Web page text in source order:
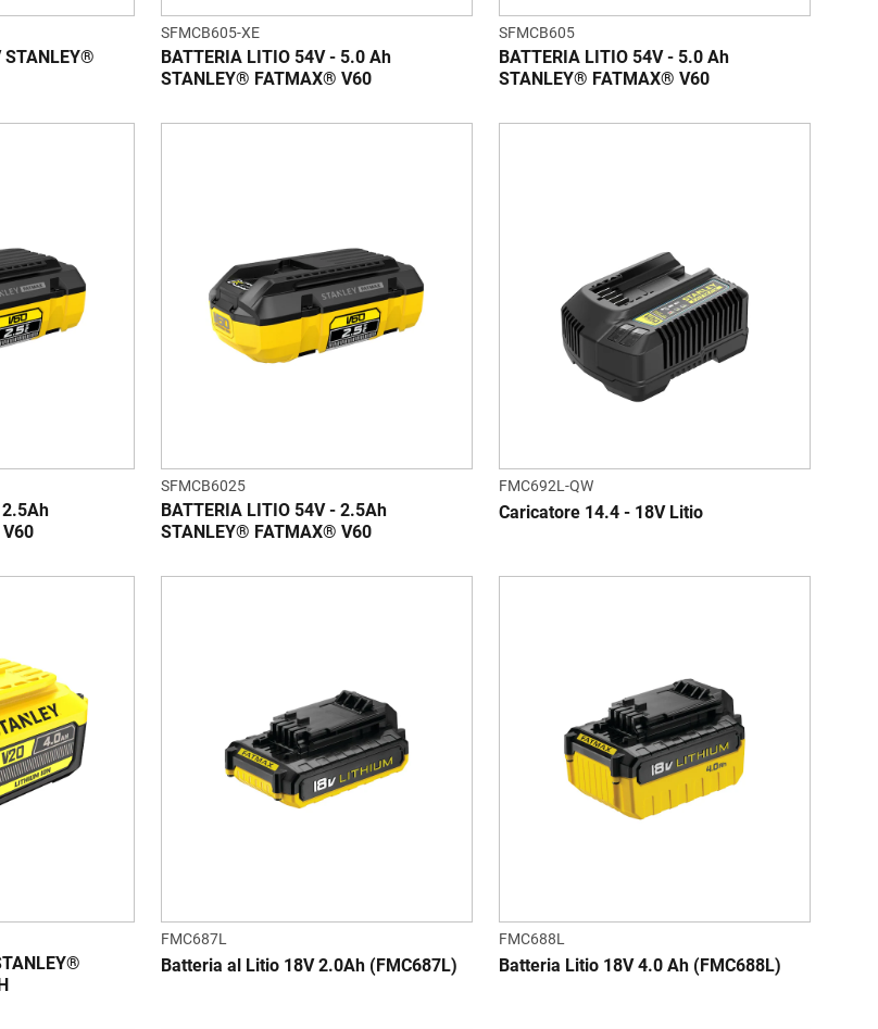
STANLEY®
SFMCB605-XE
BATTERIA LITIO 54V - 5.0 Ah
STANLEY® FATMAX® V60
SFMCB605
BATTERIA LITIO 54V - 5.0 Ah
STANLEY® FATMAX® V60
2.5Ah
SFMCB6025
BATTERIA LITIO 54V - 2.5Ah
STANLEY® FATMAX® V60
FMC692L-QW
Caricatore 14.4 - 18V Litio
FMC687L
Batteria al Litio 18V 2.0Ah (FMC687L)
FMC688L
Batteria Litio 18V 4.0 Ah (FMC688L)